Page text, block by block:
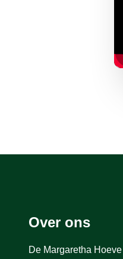
Over ons
De Margaretha Hoeve